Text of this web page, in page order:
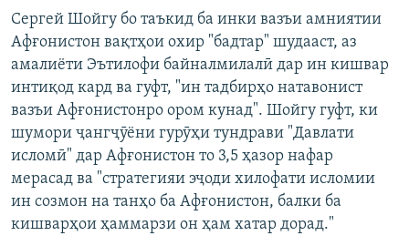
Сергей Шойгу бо таъкид ба инки вазъи амниятии
Афғонистон вақтҳои охир "бадтар" шудааст, аз
амалиёти Эътилофи байналмилалӣ дар ин кишвар
интиқод кард ва гуфт, "ин тадбирҳо натавонист
вазъи Афғонистонро ором кунад". Шойгу гуфт, ки
шумори ҷангҷӯёни гурӯҳи тундрави "Давлати
исломӣ" дар Афғонистон то 3,5 ҳазор нафар
мерасад ва "стратегияи эҷоди хилофати исломии
ин созмон на танҳо ба Афғонистон, балки ба
кишварҳои ҳаммарзи он ҳам хатар дорад."